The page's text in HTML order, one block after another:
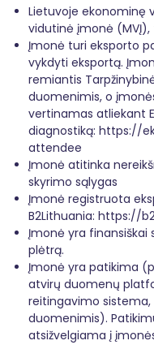
Lietuvoje ekonominę
vidutinė įmonė
Įmonė turi eksporto
vykdyti eksportą.
remiantis
duomenimis, o
vertinamas atliekant
diagnostiką: https://
attendee
Įmonė atitinka
skyrimo sąlygas
Įmonė registruota
B2Lithuania: https://
Įmonė yra finansiškai
plėtrą.
Įmonė yra patikima
atvirų duomenų
reitingavimo
duomenimis).
atsižvelgiama į